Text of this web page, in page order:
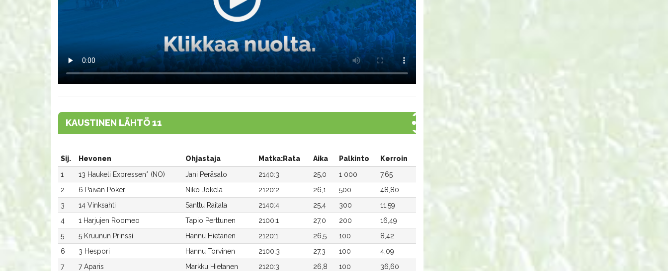
KAUSTINEN LÄHTÖ 11
Sij. Hevonen Ohjastaja Matka:Rata Aika Palkinto
Kerroin
1
13 Haukeli Expressen* (NO) Jani Peräsalo 2140:3 25,0 1 000
7,65
2
6 Päivän Pokeri Niko Jokela 2120:2 26,1 500
48,80
3
14 Vinksahti Santtu Raitala 2140:4 25,4 300
11,59
4
1 Harjujen Roomeo Tapio Perttunen 2100:1 27,0 200
16,49
5
5 Kruunun Prinssi Hannu Hietanen 2120:1 26,5 100
8,42
6
3 Hespori Hannu Torvinen 2100:3 27,3 100
4,09
7
7 Aparis Markku Hietanen 2120:3 26,8 100
36,60